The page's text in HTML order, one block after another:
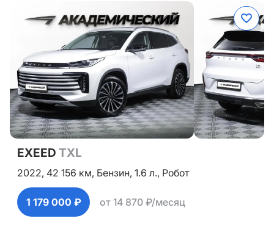
EXEED TXL
2022, 42 156 км, Бензин, 1.6 л., Робот
1 179 000 ₽ от 14 870 ₽/месяц